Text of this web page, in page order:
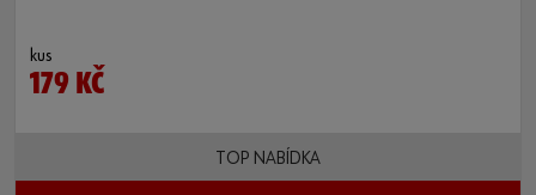
kus
179 KČ
TOP NABÍDKA